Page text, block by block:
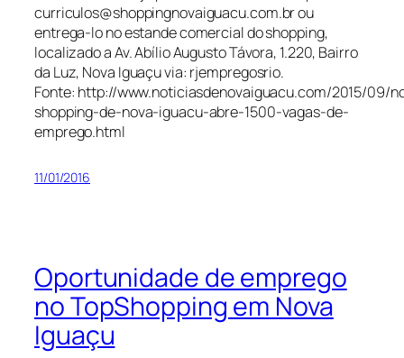
curriculos@shoppingnovaiguacu.com.br ou
entrega-lo no estande comercial do shopping,
localizado a Av. Abílio Augusto Távora, 1.220, Bairro
da Luz, Nova Iguaçu via: rjempregosrio.
Fonte: http://www.noticiasdenovaiguacu.com/2015/09/
shopping-de-nova-iguacu-abre-1500-vagas-de-
emprego.html
11/01/2016
Oportunidade de emprego
no TopShopping em Nova
Iguaçu